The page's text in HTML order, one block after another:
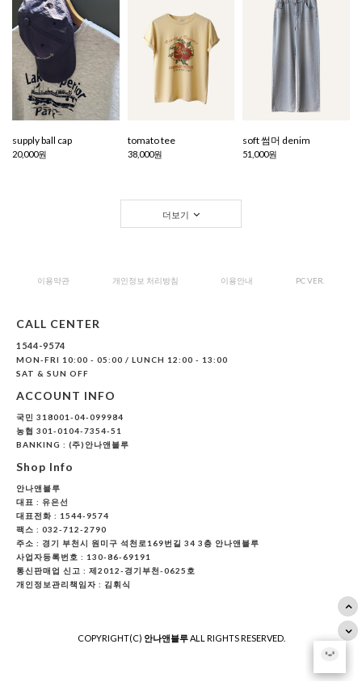
supply ball cap
20,000원
tomato tee
38,000원
soft 썸머 denim
51,000원
더보기
이용약관 개인정보 처리방침 이용안내 PC VER.
CALL CENTER
1544-9574
MON-FRI 10:00 - 05:00 / LUNCH 12:00 - 13:00
SAT & SUN OFF
ACCOUNT INFO
국민 318001-04-099984
농협 301-0104-7354-51
BANKING : (주)안나앤블루
Shop Info
안나앤블루
대표 : 유은선
대표전화 : 1544-9574
팩스 : 032-712-2790
주소 : 경기 부천시 원미구 석천로169번길 34 3층 안나앤블루
사업자등록번호 : 130-86-69191
통신판매업 신고 : 제2012-경기부천-0625호
개인정보관리책임자 : 김휘식
COPYRIGHT(C) 안나앤블루ALL RIGHTS RESERVED.